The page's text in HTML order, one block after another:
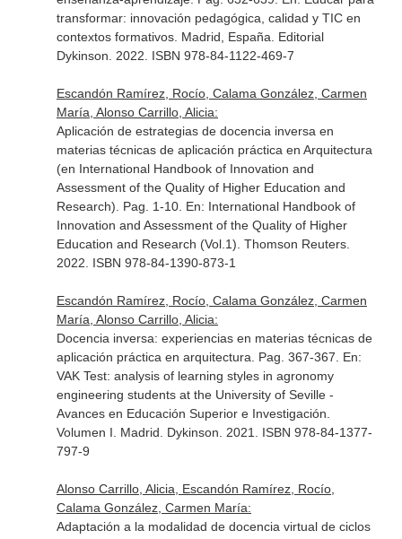
transformar: innovación pedagógica, calidad y TIC en
contextos formativos. Madrid, España. Editorial
Dykinson. 2022. ISBN 978-84-1122-469-7
Escandón Ramírez, Rocío, Calama González, Carmen
María, Alonso Carrillo, Alicia:
Aplicación de estrategias de docencia inversa en
materias técnicas de aplicación práctica en Arquitectura
(en International Handbook of Innovation and
Assessment of the Quality of Higher Education and
Research). Pag. 1-10. En: International Handbook of
Innovation and Assessment of the Quality of Higher
Education and Research (Vol.1) . Thomson Reuters.
2022. ISBN 978-84-1390-873-1
Escandón Ramírez, Rocío, Calama González, Carmen
María, Alonso Carrillo, Alicia:
Docencia inversa: experiencias en materias técnicas de
aplicación práctica en arquitectura. Pag. 367-367. En:
VAK Test: analysis of learning styles in agronomy
engineering students at the University of Seville -
Avances en Educación Superior e Investigación.
Volumen I . Madrid. Dykinson. 2021. ISBN 978-84-1377-
797-9
Alonso Carrillo, Alicia, Escandón Ramírez, Rocío,
Calama González, Carmen María:
Adaptación a la modalidad de docencia virtual de ciclos